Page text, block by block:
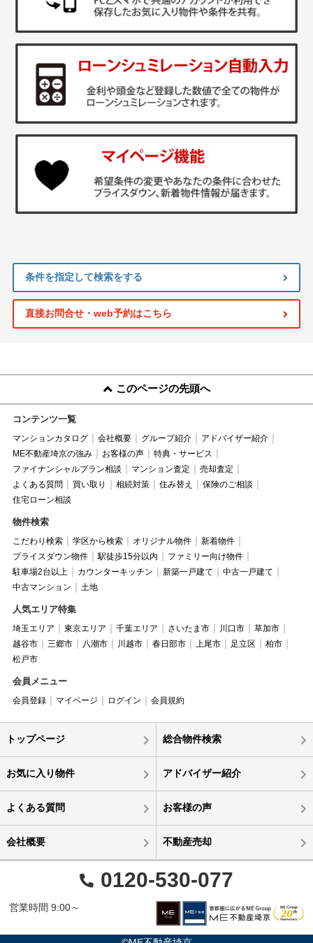
条件を指定して検索をする
直接お問合せ・web予約はこちら
このページの先頭へ
コンテンツ一覧
マンションカタログ 会社概要 グループ紹介
アドバイザー紹介
ME不動産埼京の強み
お客様の声
特典・サービス
ファイナンシャルプラン相談
マンション査定
売却査定
よくある質問
買い取り 相続対策 住み替え
保険のご相談
住宅ローン相談
物件検索
こだわり検索 学区から検索 オリジナル物件
新着物件
プライスダウン物件
駅徒歩15分以内
ファミリー向け物件
駐車場2台以上
カウンターキッチン 新築一戸建て
中古一戸建て
中古マンション
土地
人気エリア特集
埼玉エリア 東京エリア 千葉エリア さいたま市 川口市
草加市
越谷市
三郷市 八潮市 川越市 春日部市 上尾市 足立区
柏市
松戸市
会員メニュー
会員登録 マイページ ログイン 会員規約
トップページ 総合物件検索
お気に入り物件 アドバイザー紹介
よくある質問 お客様の声
会社概要 不動産売却
0120-530-077
営業時間 9:00～